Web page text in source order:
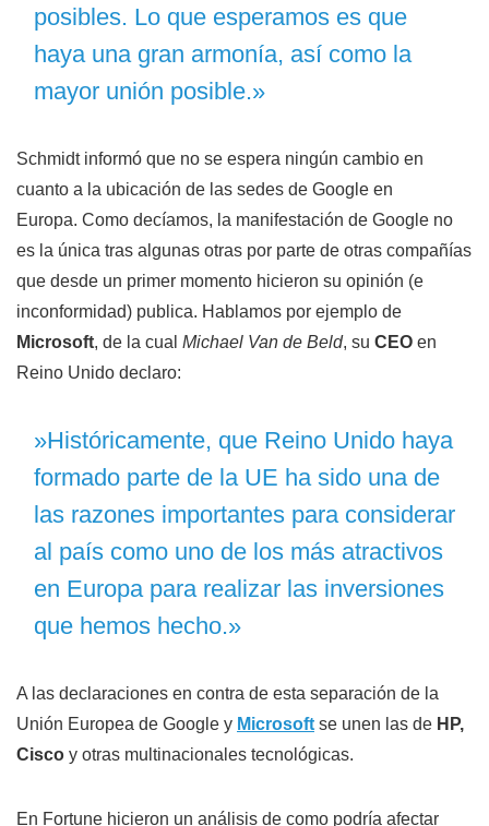
posibles. Lo que esperamos es que
haya una gran armonía, así como la
mayor unión posible.»
Schmidt informó que no se espera ningún cambio en
cuanto a la ubicación de las sedes de Google en
Europa. Como decíamos, la manifestación de Google no
es la única tras algunas otras por parte de otras compañías
que desde un primer momento hicieron su opinión (e
inconformidad) publica. Hablamos por ejemplo de
Microsoft, de la cual Michael Van de Beld, su CEO en
Reino Unido declaro:
»Históricamente, que Reino Unido haya
formado parte de la UE ha sido una de
las razones importantes para considerar
al país como uno de los más atractivos
en Europa para realizar las inversiones
que hemos hecho.»
A las declaraciones en contra de esta separación de la
Unión Europea de Google y Microsoft se unen las de HP,
Cisco y otras multinacionales tecnológicas.
En Fortune hicieron un análisis de como podría afectar